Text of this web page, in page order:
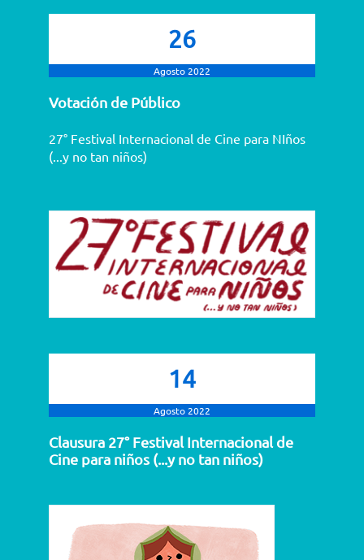
26
Agosto 2022
Votación de Público
27° Festival Internacional de Cine para NIños
(...y no tan niños)
14
Agosto 2022
Clausura 27° Festival Internacional de
Cine para niños (...y no tan niños)